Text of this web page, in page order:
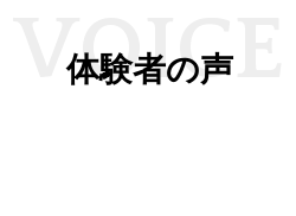
歩くと爪が痛い
体験者の声
VOIC